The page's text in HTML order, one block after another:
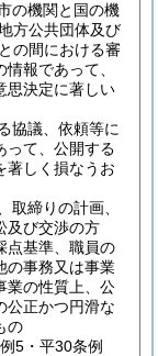
の機関と国の機
方公共団体及び
との間における審
報であって、
思決定に著しい
協議、依頼等に
って、公開する
著しく損なうお
取締りの計画、
及び交渉の方
点基準、職員の
の事務又は事業
業の性質上、公
公正かつ円滑な
の
5・平30条例